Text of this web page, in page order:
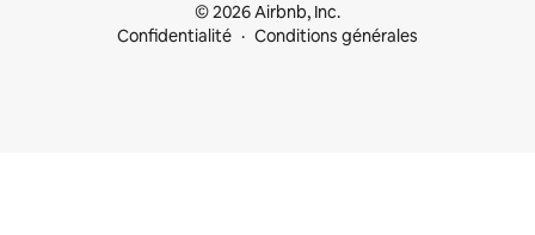
© 2026 Airbnb, Inc.
Confidentialité
Conditions générales